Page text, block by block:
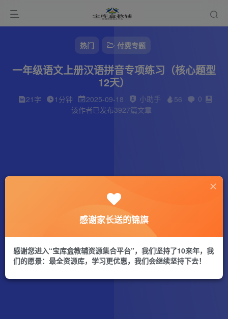
热门 付费专题
一年级语文上册汉语拼音专项练习（核心题型
12天）
21字 1分钟 2025-09-18 小助手 56
0
该作者已发布3927篇文章
感谢家长送的锦旗
感谢您进入“宝库盒教辅资源集合平台”，我们坚持了10来年，我
们的愿景：最全资源库，学习更优惠，我们会继续坚持下去！